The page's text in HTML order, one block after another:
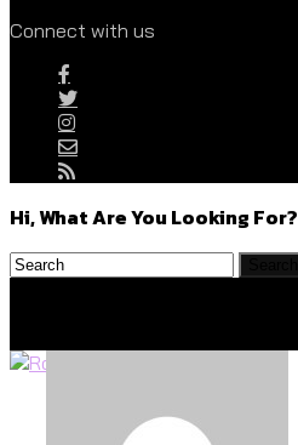
Connect with us
Hi, What Are You Looking For?